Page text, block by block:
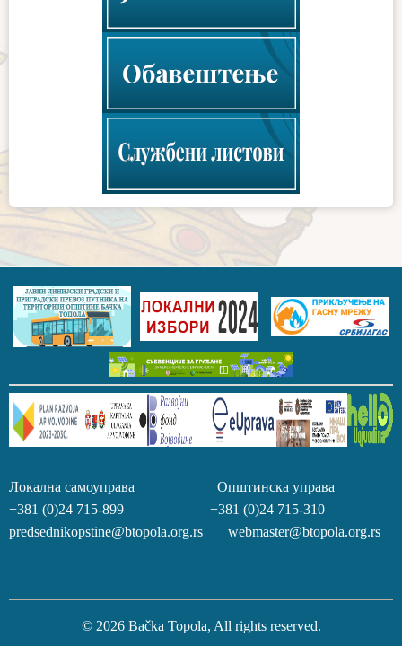
Локална самоуправа Општинска управа
+381 (0)24 715-899 +381 (0)24 715-310
predsednikopstine@btopola.org.rs webmaster@btopola.org.rs
© 2026 Bačka Topola, All rights reserved.